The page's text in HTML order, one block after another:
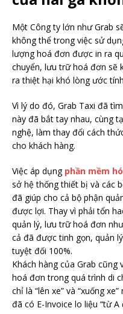
Một Công ty lớn như Grab
không thể trong việc sử
lượng hoá đơn được in ra
chuyển, lưu trữ hoá đơn sẽ
ra thiệt hại khó lòng ước
Vì lý do đó, Grab Taxi đã
này đã bắt tay nhau, cùng
nghệ, làm thay đổi cách
cho khách hàng.
Việc áp dụng phần mềm
sở hệ thống thiết bị và các
đã giúp cho cả bộ phận
được lợi. Thay vì phải tổn
quản lý, lưu trữ hoá đơn
cả đã được tinh gọn, quản
tuyệt đối 100%.
Khách hàng của Grab cũng
hoá đơn trong quá trình di
chỉ là “lên xe” và “xuống
đã có E-Invoice lo liệu “từ A